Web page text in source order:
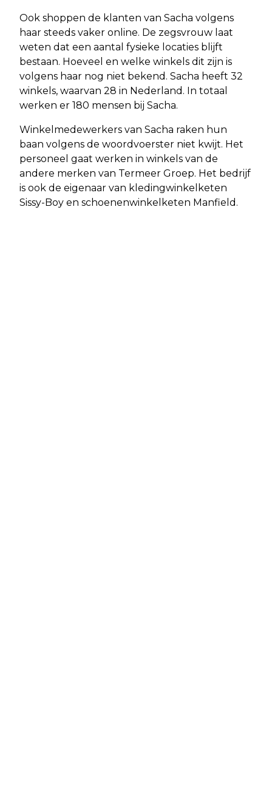
Ook shoppen de klanten van Sacha volgens
haar steeds vaker online. De zegsvrouw laat
weten dat een aantal fysieke locaties blijft
bestaan. Hoeveel en welke winkels dit zijn is
volgens haar nog niet bekend. Sacha heeft 32
winkels, waarvan 28 in Nederland. In totaal
werken er 180 mensen bij Sacha.
Winkelmedewerkers van Sacha raken hun
baan volgens de woordvoerster niet kwijt. Het
personeel gaat werken in winkels van de
andere merken van Termeer Groep. Het bedrijf
is ook de eigenaar van kledingwinkelketen
Sissy-Boy en schoenenwinkelketen Manfield.